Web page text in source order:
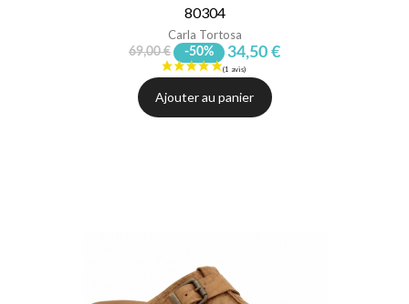
80304
Carla Tortosa
69,00 € -50% 34,50 €
Ajouter au panier